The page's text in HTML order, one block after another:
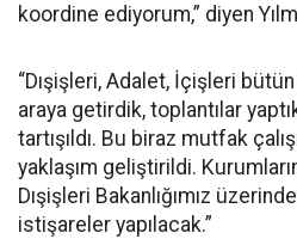
koordine ediyorum,” diyen
“Dışişleri, Adalet, İçişleri bütün
araya getirdik, toplantılar
tartışıldı. Bu biraz mutfak
yaklaşım geliştirildi.
Dışişleri Bakanlığımız
istişareler yapılacak.”